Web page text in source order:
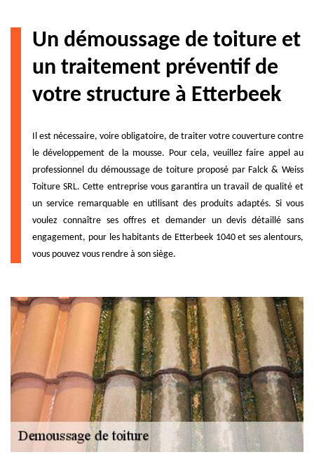
Un démoussage de toiture et
un traitement préventif de
votre structure à Etterbeek
Il est nécessaire, voire obligatoire, de traiter votre couverture contre
le développement de la mousse. Pour cela, veuillez faire appel au
professionnel du démoussage de toiture proposé par Falck & Weiss
Toiture SRL. Cette entreprise vous garantira un travail de qualité et
un service remarquable en utilisant des produits adaptés. Si vous
voulez connaître ses offres et demander un devis détaillé sans
engagement, pour les habitants de Etterbeek 1040 et ses alentours,
vous pouvez vous rendre à son siège.